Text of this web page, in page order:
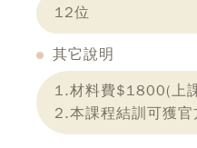
12位
其它說明
1.材料費$1800(上
2.本課程結訓可獲官